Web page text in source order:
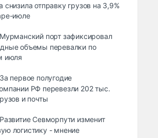
снизила отправку грузов на 3,9%
июле
Мурманский порт зафиксировал
объемы перевалки по
июля
За первое полугодие
РФ перевезли 202 тыс.
и почты
Развитие Севморпути изменит
логистику - мнение